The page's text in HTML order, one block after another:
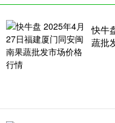
快牛
蔬批